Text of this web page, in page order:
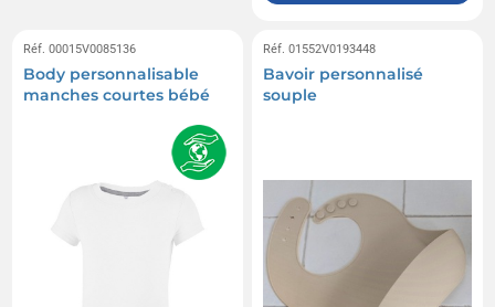
Réf. 00015V0085136
Body personnalisable
manches courtes bébé
Réf. 01552V0193448
Bavoir personnalisé
souple